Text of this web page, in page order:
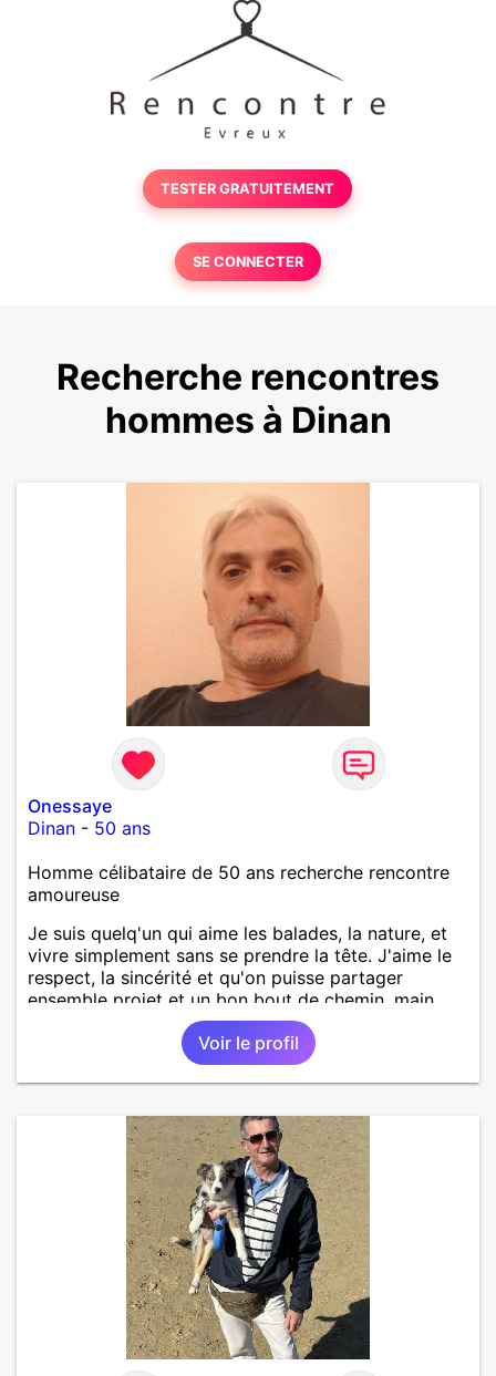
TESTER GRATUITEMENT
SE CONNECTER
Recherche rencontres
hommes à Dinan
Onessaye
Dinan - 50 ans
Homme célibataire de 50 ans recherche rencontre
amoureuse
Je suis quelq'un qui aime les balades, la nature, et
vivre simplement sans se prendre la tête. J'aime le
respect, la sincérité et qu'on puisse partager
ensemble projet et un bon bout de chemin, main
Voir le profil